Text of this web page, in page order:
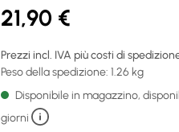
21,90 €
Prezzi incl. IVA più costi di
Peso della spedizione: 1.26 kg
Disponibile in magazzino,
giorni